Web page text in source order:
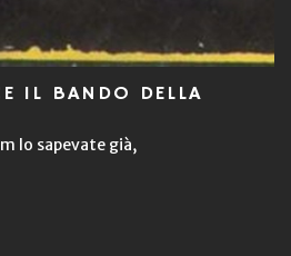
IL BANDO DELLA
lo sapevate già,